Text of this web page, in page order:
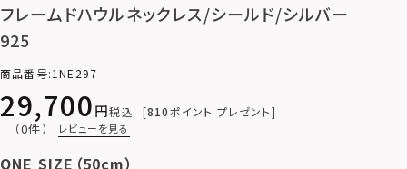
フレームドハウルネックレス/シールド/シルバー
925
商品番号 1NE297
29,700 税込 810ポイント プレゼント
（0件） レビューを見る
ONE SIZE（50cm）